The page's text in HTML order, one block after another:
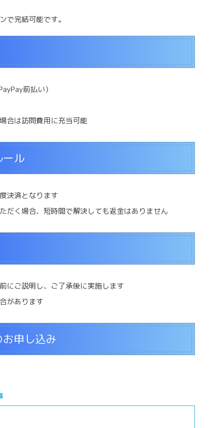
で完結可能です。
前払い）
合は訪問費用に充当可能
ル
決済となります
だく場合、短時間で解決しても返金はありません
にご説明し、ご了承後に実施します
があります
申し込み